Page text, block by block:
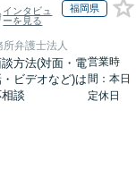
インタビュ
ーを見る
福岡県
弁護士法人
方法(対面・電
ビデオなど)は
相談
営業時
間：本日
定休日